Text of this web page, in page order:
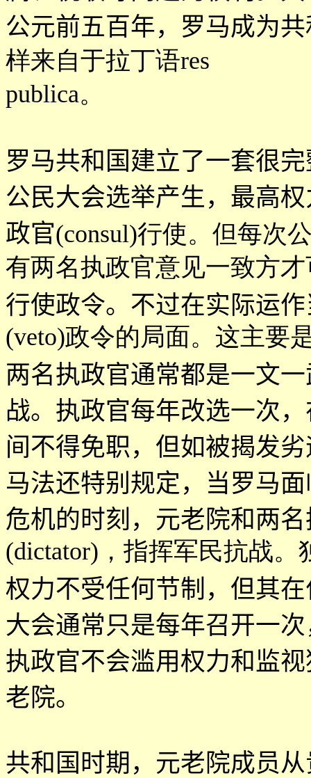
公元前五百年，罗马成为
样来自于拉丁语res
publica。
罗马共和国建立了一套很
公民大会选举产生，最高
政官(consul)行使。但每次
有两名执政官意见一致方
行使政令。不过在实际运
(veto)政令的局面。这主要
两名执政官通常都是一文
战。执政官每年改选一次
间不得免职，但如被揭发
马法还特别规定，当罗马
危机的时刻，元老院和两
(dictator)，指挥军民抗战。
权力不受任何节制，但其
大会通常只是每年召开一
执政官不会滥用权力和监
老院。
共和国时期，元老院成员